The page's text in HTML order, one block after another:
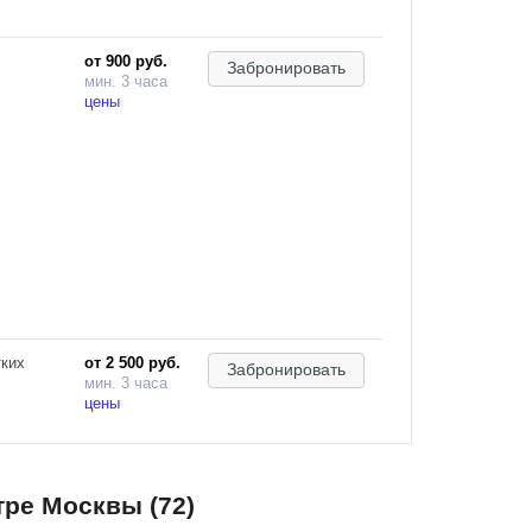
от 900 руб.
мин. 3 часа
цены
Забронировать
от 2 500 руб.
мин. 3 часа
цены
Забронировать
Москвы (72)